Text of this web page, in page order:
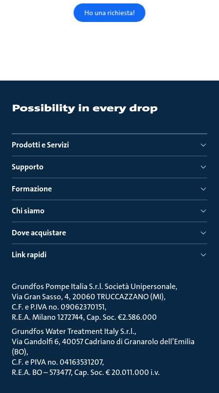
Ho una richiesta!
Prodotti e Servizi
Supporto
Formazione
Chi siamo
Dove acquistare
Link rapidi
Grundfos Pompe Italia S.r.l. Società Unipersonale
Via Gran Sasso, 4, 20060 TRUCCAZZANO (MI)
C.F. e P.IVA no. 09062370151
R.E.A. Milano 1272744, Cap. Soc. €2.586.000
Grundfos Water Treatment Italy S.r.l.
Via Gandolfi 6, 40057 Cadriano di Granarolo dell’Emilia
(BO)
C.F. e PIVA no. 04163531207
R.E.A. BO – 573477, Cap. Soc. € 20.011.000 i.v.